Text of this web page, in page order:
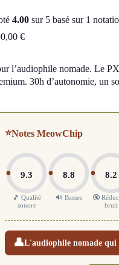
4.00sur 5 basé sur 1
€
l’audiophile nomade. Le
30h d’autonomie, un
⭐Notes MeowChip
9.3
🎵 Qualité
sonore
8.8
🔊 Basses
8.2
🔇
bruit
👤L'audiophile nomade qui